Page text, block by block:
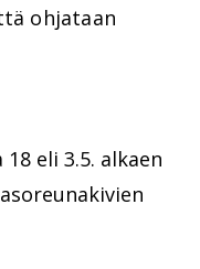
ohjataan
eli 3.5. alkaen